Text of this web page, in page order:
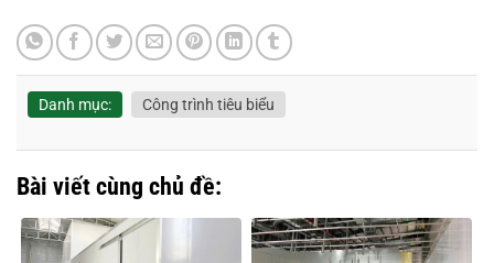
Danh mục: Công trình tiêu biểu
Bài viết cùng chủ đề: